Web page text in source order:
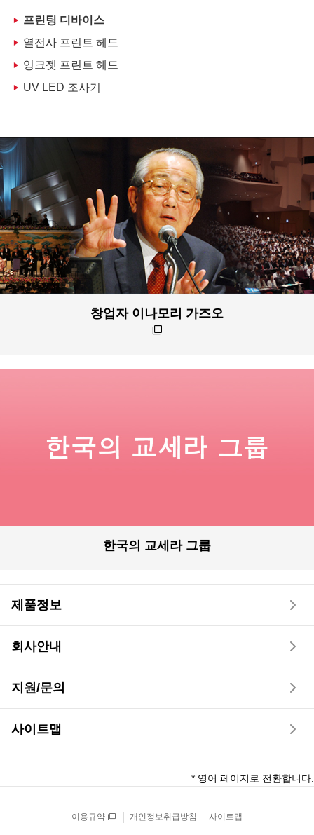
프린팅 디바이스
열전사 프린트 헤드
잉크젯 프린트 헤드
UV LED 조사기
창업자 이나모리 가즈오
한국의 교세라 그룹
제품정보
회사안내
지원/문의
사이트맵
* 영어 페이지로 전환합니다.
이용규약 개인정보취급방침 사이트맵